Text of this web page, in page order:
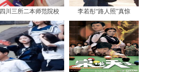
四川三所二本师范院校 李若彤“路人照”真惊